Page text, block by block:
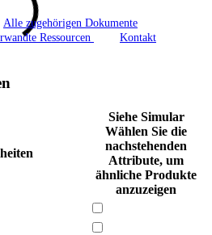
Alle zugehörigen Dokumente
Ressourcen Kontakt
Siehe Simular
Wählen Sie die
nachstehenden
Attribute, um
ähnliche Produkte
anzuzeigen